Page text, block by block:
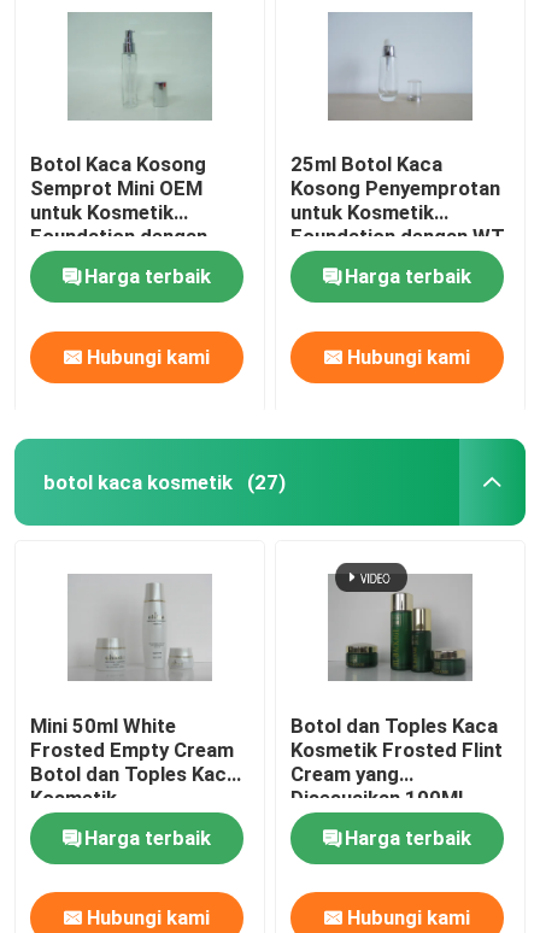
Rumah
Tentang Kami
Kontrol Kualitas
Hubungi Kami
Minta Kutipan
Botol Kaca Kosong
Botol Kaca Kosong
Semprot Mini OEM
untuk Kosmetik
Foundation dengan
Pompa & Tutup WT
Harga terbaik
Hubungi kami
25ml Botol Kaca
Kosong Penyemprotan
untuk Kosmetik
Foundation dengan WT
Pump & Cap
Harga terbaik
Hubungi kami
botol kaca kosmetik (27)
Mini 50ml White
Frosted Empty Cream
Botol dan Toples Kaca
Kosmetik
Harga terbaik
Hubungi kami
Botol dan Toples Kaca
Kosmetik Frosted Flint
Cream yang
Disesuaikan 100ML
40ML
Harga terbaik
Hubungi kami